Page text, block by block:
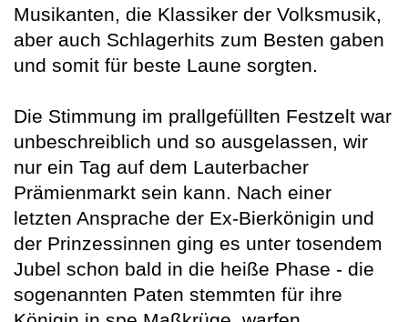
Musikanten, die Klassiker der Volksmusik,
aber auch Schlagerhits zum Besten gaben
und somit für beste Laune sorgten.
Die Stimmung im prallgefüllten Festzelt war
unbeschreiblich und so ausgelassen, wir
nur ein Tag auf dem Lauterbacher
Prämienmarkt sein kann. Nach einer
letzten Ansprache der Ex-Bierkönigin und
der Prinzessinnen ging es unter tosendem
Jubel schon bald in die heiße Phase - die
sogenannten Paten stemmten für ihre